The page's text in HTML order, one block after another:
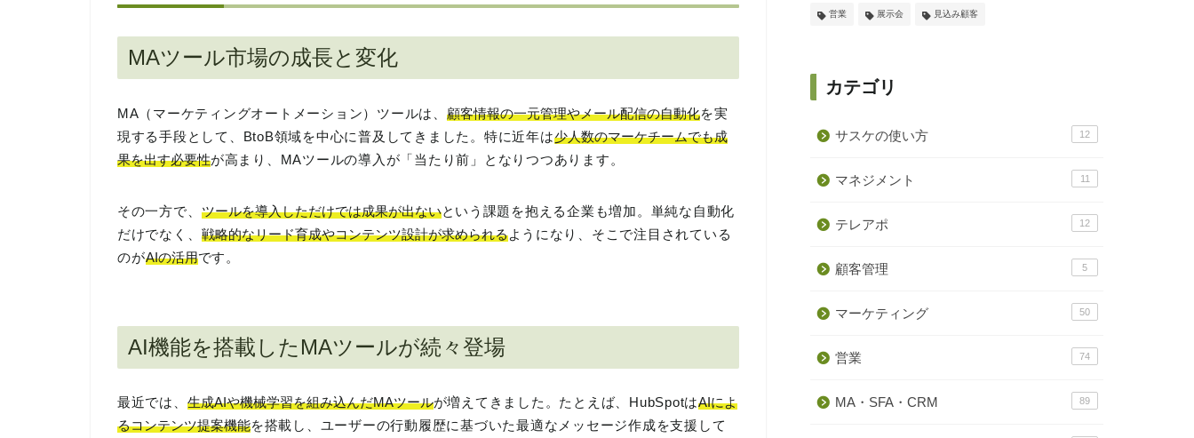
MAツール市場の成長と変化
MA（マーケティングオートメーション）ツールは、 顧客情報の一元管理やメール配信の自動化を実
現する手段として、BtoB領域を中心に普及してきました。特に近年は少人数のマーケチームでも成
果を出す必要性が高まり、MAツールの導入が「当たり前」となりつつあります。
その一方で、 ツールを導入しただけでは成果が出ないという課題を抱える企業も増加。単純な自動化
だけでなく、 戦略的なリード育成やコンテンツ設計が求められるようになり、そこで注目されている
のがAIの活用です。
AI機能を搭載したMAツールが続々登場
最近では、 生成AIや機械学習を組み込んだMAツールが増えてきました。たとえば、HubSpotはAIによ
るコンテンツ提案機能を搭載し、ユーザーの行動履歴に基づいた最適なメッセージ作成を支援して
営業 展示会 見込み顧客
カテゴリ
サスケの使い方 12
マネジメント 11
テレアポ 12
顧客管理 5
マーケティング 50
営業 74
MA・SFA・CRM 89